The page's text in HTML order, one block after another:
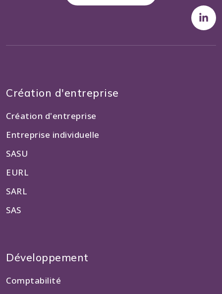
Création d'entreprise
Création d'entreprise
Entreprise individuelle
SASU
EURL
SARL
SAS
Développement
Comptabilité